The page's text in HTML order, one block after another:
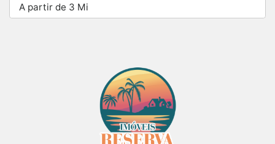
A partir de 3 Mi